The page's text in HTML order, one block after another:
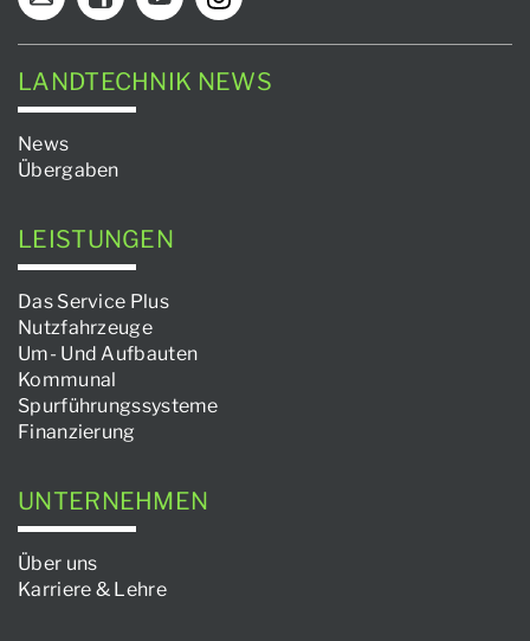
LANDTECHNIK NEWS
News
Übergaben
LEISTUNGEN
Das Service Plus
Nutzfahrzeuge
Um- Und Aufbauten
Kommunal
Spurführungssysteme
Finanzierung
UNTERNEHMEN
Über uns
Karriere & Lehre